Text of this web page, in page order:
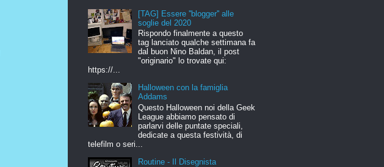
[TAG] Essere ''blogger'' alle
soglie del 2020
Rispondo finalmente a questo
tag lanciato qualche settimana fa
dal buon Nino Baldan, il post
"originario" lo trovate qui:
https://...
Halloween con la famiglia
Addams
Questo Halloween noi della Geek
League abbiamo pensato di
parlarvi delle puntate speciali,
dedicate a questa festività, di
telefilm o seri...
Routine - Il Disegnista